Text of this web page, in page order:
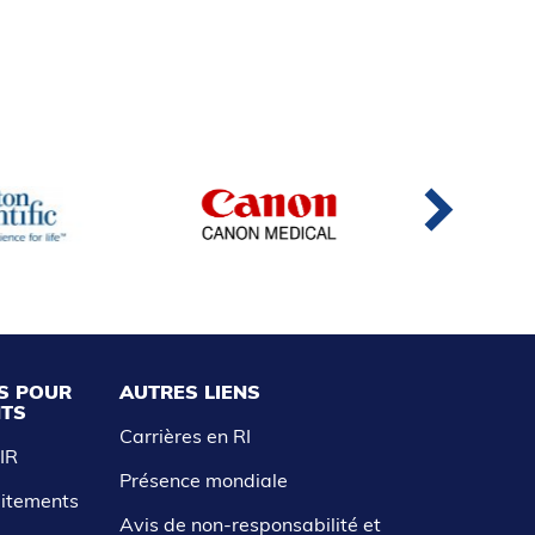
POUR
AUTRES LIENS
Carrières en RI
Présence mondiale
Avis de non-responsabilité et